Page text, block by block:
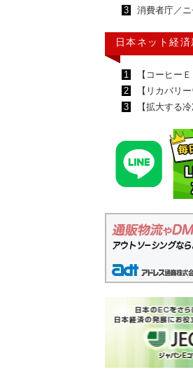
3
消費者庁／
日本ネット経
1
【コーヒー
2
【リカバリ
3
【拡大する